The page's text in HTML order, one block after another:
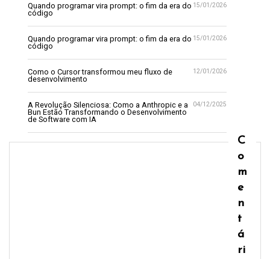
Quando programar vira prompt: o fim da era do
código
15/01/2026
Quando programar vira prompt: o fim da era do
código
15/01/2026
Como o Cursor transformou meu fluxo de
desenvolvimento
12/01/2026
A Revolução Silenciosa: Como a Anthropic e a
Bun Estão Transformando o Desenvolvimento
de Software com IA
04/12/2025
C
o
m
e
n
t
á
ri